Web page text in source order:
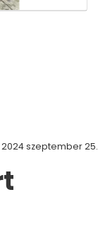
szeptember 25.